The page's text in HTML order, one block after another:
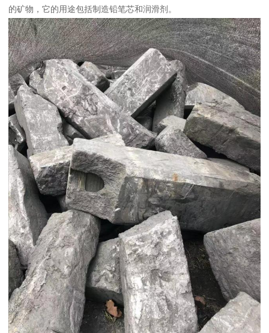
的矿物，它的用途包括制造铅笔芯和润滑剂。